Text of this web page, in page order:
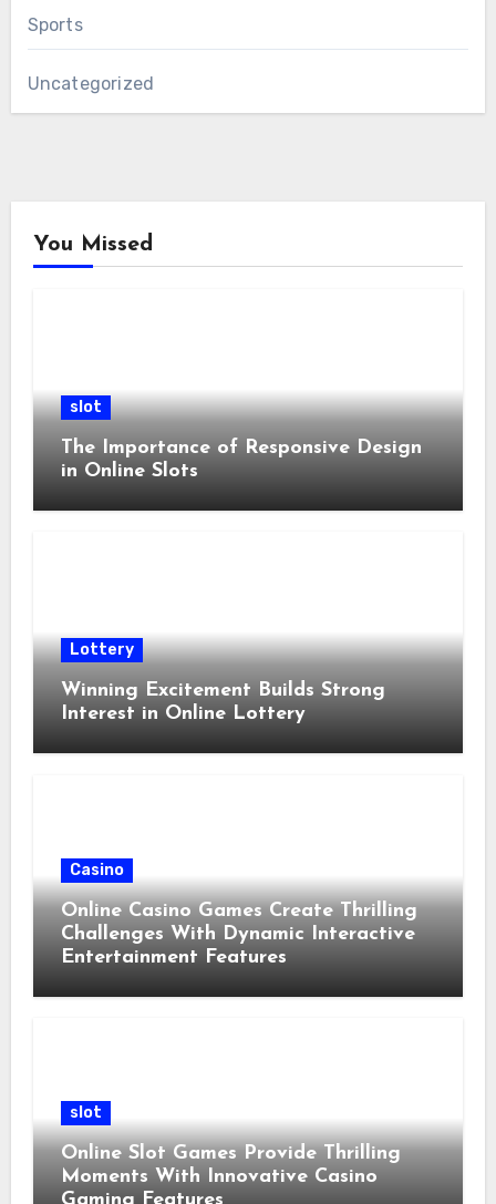
Sports
Uncategorized
You Missed
slot
The Importance of Responsive Design
in Online Slots
Lottery
Winning Excitement Builds Strong
Interest in Online Lottery
Casino
Online Casino Games Create Thrilling
Challenges With Dynamic Interactive
Entertainment Features
slot
Online Slot Games Provide Thrilling
Moments With Innovative Casino